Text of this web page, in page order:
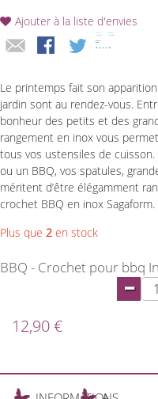
Ajouter à la liste d'envies
Le printemps fait son
jardin sont au rendez-vous.
bonheur des petits et des
rangement en inox vous
tous vos ustensiles de
ou un BBQ, vos spatules,
méritent d’être élégamment
crochet BBQ en inox Sagaform.
Plus que 2 en stock
BBQ - Crochet pour bbq
-
12,90 €